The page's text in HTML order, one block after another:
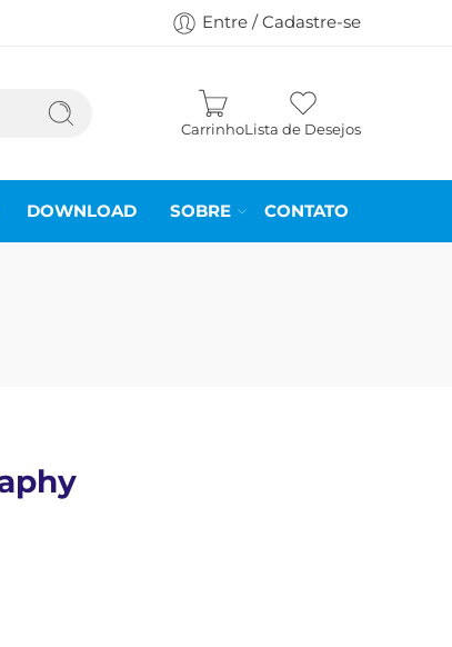
Entre / Cadastre-se
CarrinhoLista de Desejos
DOWNLOAD SOBRE CONTATO